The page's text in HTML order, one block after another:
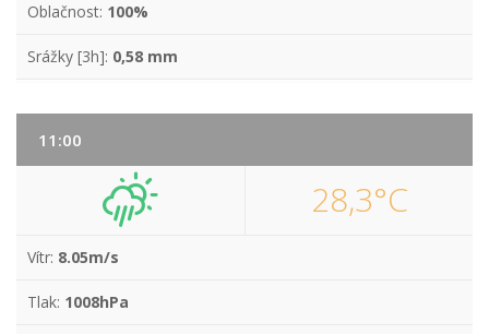
Oblačnost: 100%
Srážky [3h]: 0,58 mm
11:00
28,3°C
Vítr: 8.05m/s
Tlak: 1008hPa